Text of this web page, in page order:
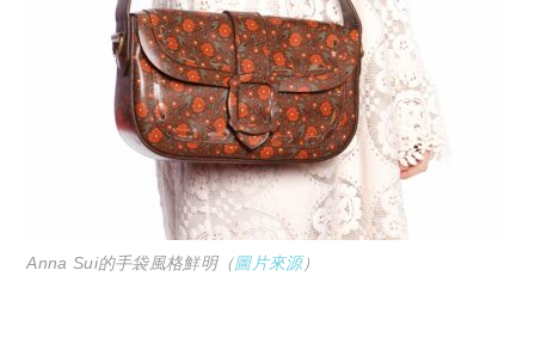
Anna Sui的手袋風格鮮明（圖片來源）